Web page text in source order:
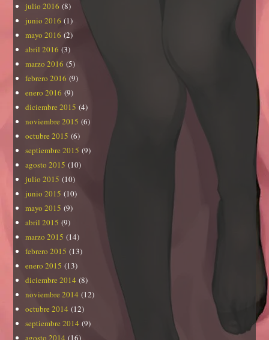
julio 2016 (8)
junio 2016 (1)
mayo 2016 (2)
abril 2016 (3)
marzo 2016 (5)
febrero 2016 (9)
enero 2016 (9)
diciembre 2015 (4)
noviembre 2015 (6)
octubre 2015 (6)
septiembre 2015 (9)
agosto 2015 (10)
julio 2015 (10)
junio 2015 (10)
mayo 2015 (9)
abril 2015 (9)
marzo 2015 (14)
febrero 2015 (13)
enero 2015 (13)
diciembre 2014 (8)
noviembre 2014 (12)
octubre 2014 (12)
septiembre 2014 (9)
agosto 2014 (16)